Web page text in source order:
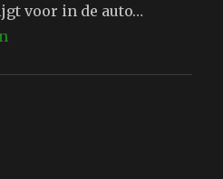
voor in de auto…